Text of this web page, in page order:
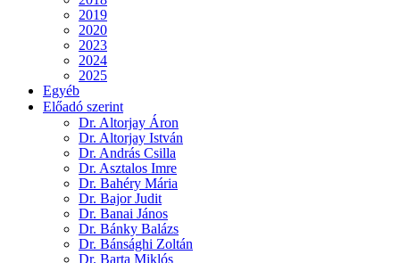
2019
2020
2023
2024
2025
Egyéb
Előadó szerint
Dr. Altorjay Áron
Dr. Altorjay István
Dr. András Csilla
Dr. Asztalos Imre
Dr. Bahéry Mária
Dr. Bajor Judit
Dr. Banai János
Dr. Bánky Balázs
Dr. Bánsághi Zoltán
Dr. Barta Miklós